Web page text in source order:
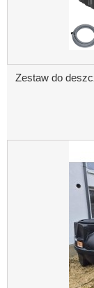
Zestaw do